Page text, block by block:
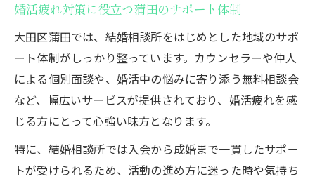
婚活疲れ対策に役立つ蒲田のサポート体制
大田区蒲田では、結婚相談所をはじめとした地域のサポ
ート体制がしっかり整っています。カウンセラーや仲人
による個別面談や、婚活中の悩みに寄り添う無料相談会
など、幅広いサービスが提供されており、婚活疲れを感
じる方にとって心強い味方となります。
特に、結婚相談所では入会から成婚まで一貫したサポー
トが受けられるため、活動の進め方に迷った時や気持ち